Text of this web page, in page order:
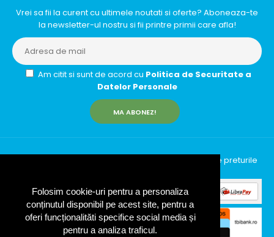
Folosim cookie-uri pentru a personaliza
conținutul disponibil pe acest site, pentru a
oferi funcționalităti specifice social media și
pentru a analiza traficul.
Vrei sa fii la curent cu ultimele noutati si oferte? Aboneaza-te
la newsletter-ul nostru si fii printre primii care afla!
Am citit si sunt de acord cu Politica de Securitate a
Datelor Personale
MA ABONEZ!
InfinityRun © 2026 Toate drepturile rezervate | Toate preturile